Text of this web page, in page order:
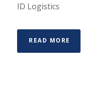
ID Logistics
READ MORE